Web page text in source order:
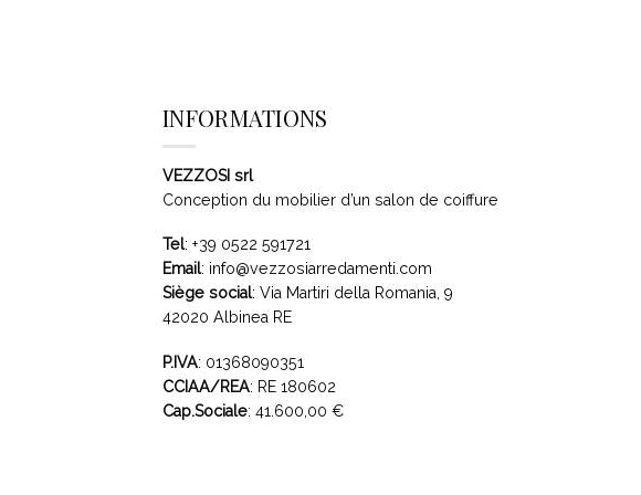
INFORMATIONS
VEZZOSI srl
Conception du mobilier d’un salon de coiffure
Tel: +39 0522 591721
Email: info@vezzosiarredamenti.com
Siège social: Via Martiri della Romania, 9
42020 Albinea RE
P.IVA: 01368090351
CCIAA/REA: RE 180602
Cap.Sociale: 41.600,00 €